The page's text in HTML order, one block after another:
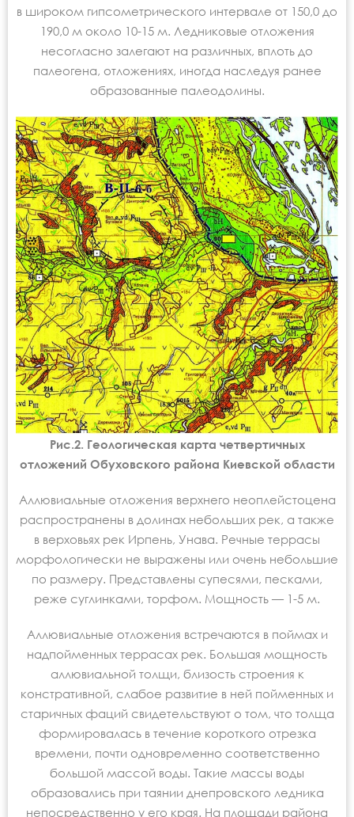
в широком гипсометрического интервале от 150,0 до
190,0 м около 10-15 м. Ледниковые отложения
несогласно залегают на различных, вплоть до
палеогена, отложениях, иногда наследуя ранее
образованные палеодолины.
Рис.2. Геологическая карта четвертичных
отложений Обуховского района Киевской области
Аллювиальные отложения верхнего неоплейстоцена
распространены в долинах небольших рек, а также
в верховьях рек Ирпень, Унава. Речные террасы
морфологически не выражены или очень небольшие
по размеру. Представлены супесями, песками,
реже суглинками, торфом. Мощность — 1-5 м.
Аллювиальные отложения встречаются в поймах и
надпойменных террасах рек. Большая мощность
аллювиальной толщи, близость строения к
констративной, слабое развитие в ней пойменных и
старичных фаций свидетельствуют о том, что толща
формировалась в течение короткого отрезка
времени, почти одновременно соответственно
большой массой воды. Такие массы воды
образовались при таянии днепровского ледника
непосредственно у его края. На площади района